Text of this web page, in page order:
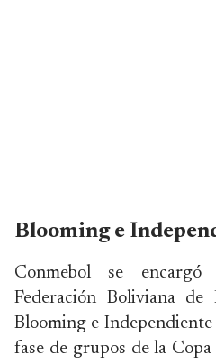
Blooming e
Conmebol se
Federación Boliviana
Blooming e
fase de grupos de la